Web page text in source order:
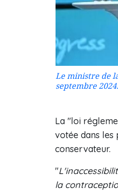
Le ministre de
septembre 2024.
La "loi
votée dans les
conservateur.
"
la